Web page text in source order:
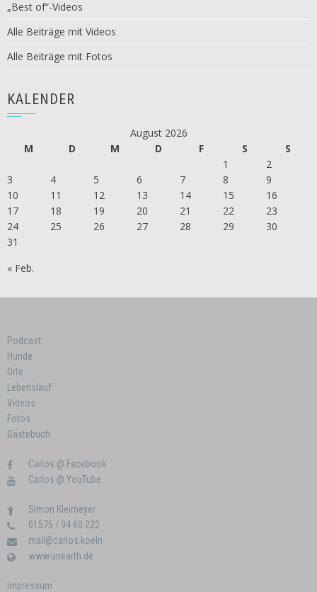
„Best of“-Videos
Alle Beiträge mit Videos
Alle Beiträge mit Fotos
KALENDER
August 2026
M
D M D F S
S
1
2
3
4 5 6 7 8
9
10
11 12 13 14 15
16
17
18 19 20 21 22
23
24
25 26 27 28 29
30
31
« Feb.
Podcast
Hunde
Orte
Lebenslauf
Videos
Fotos
Gästebuch
Carlos @ Facebook
Carlos @ YouTube
Simon Kleimeyer
01575 / 94 60 222
mail@carlos.koeln
www.unearth.de
Impressum